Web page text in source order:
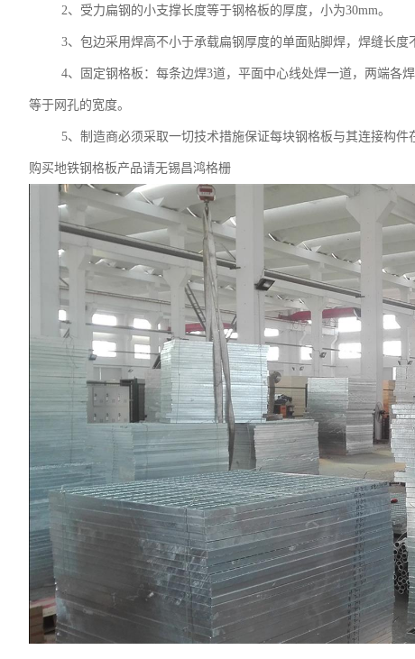
2、受力扁钢的小支撑长度等于钢格板的厚度，小为30mm。
3、包边采用焊高不小于承载扁钢厚度的单面贴脚焊，焊缝长度
4、固定钢格板：每条边焊3道，平面中心线处焊一道，两端各焊
等于网孔的宽度。
5、制造商必须采取一切技术措施保证每块钢格板与其连接构件
购买地铁钢格板产品请无锡昌鸿格栅